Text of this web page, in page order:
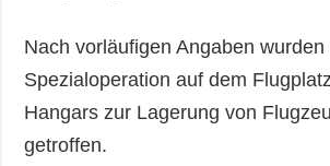
Nach vorläufigen Angaben
Spezialoperation auf dem
Hangars zur Lagerung von
getroffen.